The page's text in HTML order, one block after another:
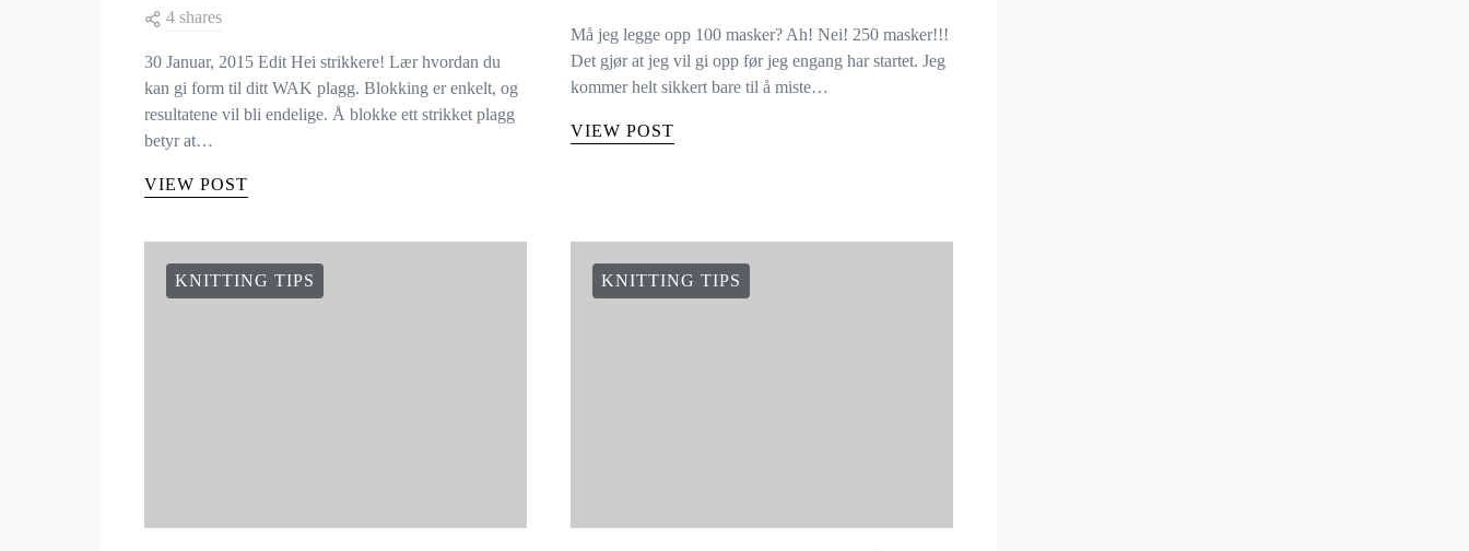
4 shares
30 Januar, 2015 Edit Hei strikkere! Lær hvordan du
kan gi form til ditt WAK plagg. Blokking er enkelt, og
resultatene vil bli endelige. Å blokke ett strikket plagg
betyr at…
VIEW POST
Må jeg legge opp 100 masker? Ah! Nei! 250 masker!!!
Det gjør at jeg vil gi opp før jeg engang har startet. Jeg
kommer helt sikkert bare til å miste…
VIEW POST
KNITTING TIPS KNITTING TIPS